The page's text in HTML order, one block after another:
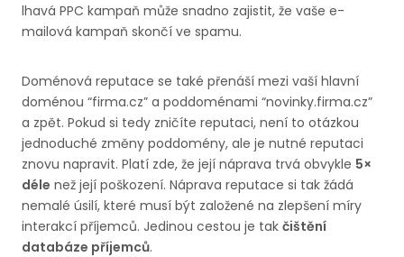
lhavá PPC kampaň může snadno zajistit, že vaše e-
mailová kampaň skončí ve spamu.
Doménová reputace se také přenáší mezi vaší hlavní
doménou “firma.cz” a poddoménami “novinky.firma.cz”
a zpět. Pokud si tedy zničíte reputaci, není to otázkou
jednoduché změny poddomény, ale je nutné reputaci
znovu napravit. Platí zde, že její náprava trvá obvykle 5×
déle než její poškození. Náprava reputace si tak žádá
nemalé úsilí, které musí být založené na zlepšení míry
interakcí příjemců. Jedinou cestou je tak čištění
databáze příjemců.